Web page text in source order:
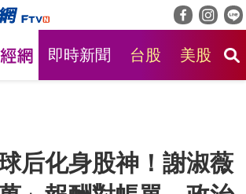
即時新聞 台股 美股
后化身股神！謝淑薇